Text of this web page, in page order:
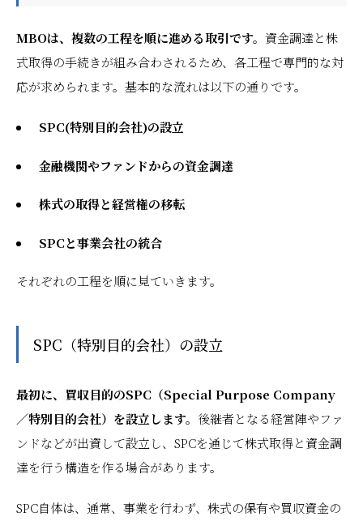
MBOは、複数の工程を順に進める取引です。 資金調達と株
式取得の手続きが組み合わされるため、各工程で専門的な対
応が求められます。基本的な流れは以下の通りです。
SPC(特別目的会社)の設立
金融機関やファンドからの資金調達
株式の取得と経営権の移転
SPCと事業会社の統合
それぞれの工程を順に見ていきます。
SPC（特別目的会社）の設立
最初に、買収目的のSPC（Special Purpose Company
／特別目的会社）を設立します。 後継者となる経営陣やファ
ンドなどが出資して設立し、SPCを通じて株式取得と資金調
達を行う構造を作る場合があります。
SPC自体は、通常、事業を行わず、株式の保有や買収資金の